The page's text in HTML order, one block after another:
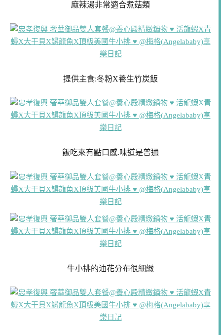
麻辣湯非常適合煮菇類
提供主食:冬粉X養生竹炭飯
飯吃來有點口感.味道是普通
牛小排的油花分布很細緻